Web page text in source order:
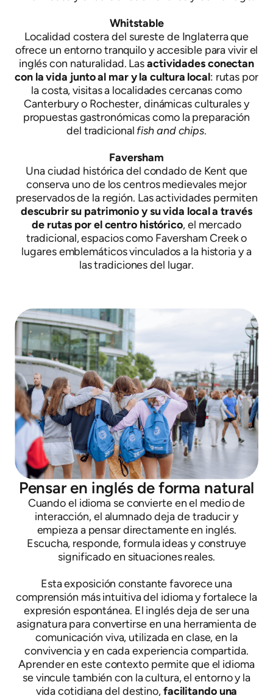
Whitstable
Localidad costera del sureste de Inglaterra que
ofrece un entorno tranquilo y accesible para vivir el
inglés con naturalidad. Lasactividades conectan
con la vida junto al mar y la cultura local: rutas por
la costa, visitas a localidades cercanas como
Canterbury o Rochester, dinámicas culturales y
propuestas gastronómicas como la preparación
del tradicional fish and chips.
Faversham
Una ciudad histórica del condado de Kent que
conserva uno de los centros medievales mejor
preservados de la región. Las actividades permiten
descubrir su patrimonio y su vida local a través
de rutas por el centro histórico, el mercado
tradicional, espacios como Faversham Creek o
lugares emblemáticos vinculados a la historia y a
las tradiciones del lugar.
Pensar en inglés de forma natural
Cuando el idioma se convierte en el medio de
interacción, el alumnado deja de traducir y
empieza a pensar directamente en inglés.
Escucha, responde, formula ideas y construye
significado en situaciones reales.
Esta exposición constante favorece una
comprensión más intuitiva del idioma y fortalece la
expresión espontánea. El inglés deja de ser una
asignatura para convertirse en una herramienta de
comunicación viva, utilizada en clase, en la
convivencia y en cada experiencia compartida.
Aprender en este contexto permite que el idioma
se vincule también con la cultura, el entorno y la
vida cotidiana del destino,facilitando una